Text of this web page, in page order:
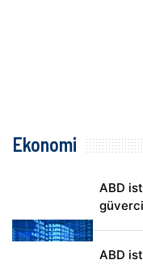
Ekonomi
ABD
ABD